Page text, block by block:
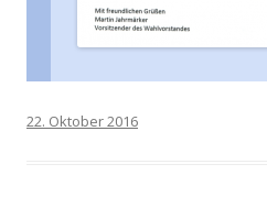
22. Oktober 2016